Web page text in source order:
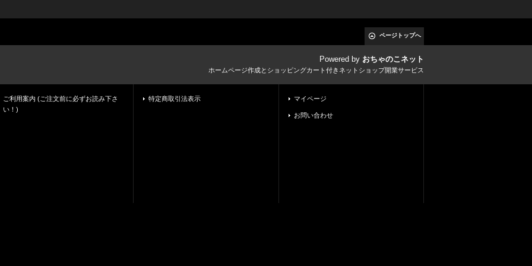
ページトップへ
Powered by おちゃのこネット
ホームページ作成とショッピングカート付きネットショップ開業サービス
ご利用案内 (ご注文前に必ずお読み下さ
い！)
特定商取引法表示 マイページ
お問い合わせ